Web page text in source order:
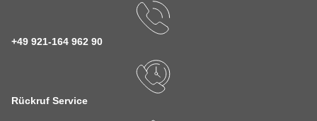
+49 921-164 962 90
Rückruf Service